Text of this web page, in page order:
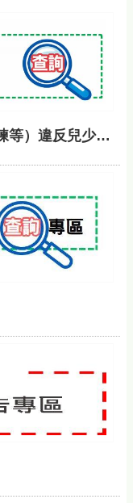
教學現場人員（含社團教師、教練等）違反兒少法查詢專區